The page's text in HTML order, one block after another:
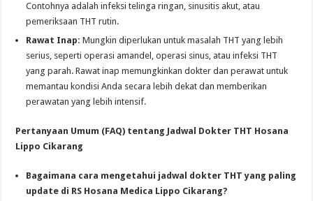
Contohnya adalah infeksi telinga ringan, sinusitis akut, atau
pemeriksaan THT rutin.
Rawat Inap: Mungkin diperlukan untuk masalah THT yang lebih
serius, seperti operasi amandel, operasi sinus, atau infeksi THT
yang parah. Rawat inap memungkinkan dokter dan perawat untuk
memantau kondisi Anda secara lebih dekat dan memberikan
perawatan yang lebih intensif.
Pertanyaan Umum (FAQ) tentang Jadwal Dokter THT Hosana
Lippo Cikarang
Bagaimana cara mengetahui jadwal dokter THT yang paling
update di RS Hosana Medica Lippo Cikarang?